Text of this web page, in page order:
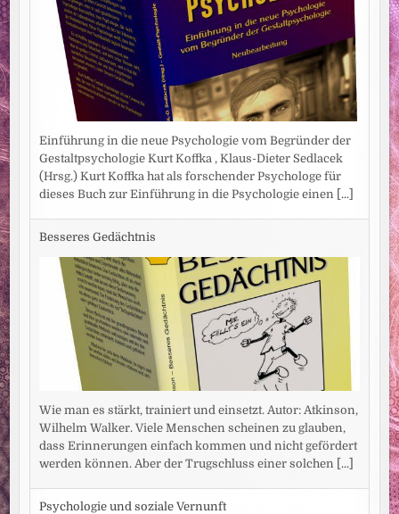
Einführung in die neue Psychologie vom Begründer der
Gestaltpsychologie Kurt Koffka , Klaus-Dieter Sedlacek
(Hrsg.) Kurt Koffka hat als forschender Psychologe für
dieses Buch zur Einführung in die Psychologie einen [...]
Besseres Gedächtnis
Wie man es stärkt, trainiert und einsetzt. Autor: Atkinson,
Wilhelm Walker. Viele Menschen scheinen zu glauben,
dass Erinnerungen einfach kommen und nicht gefördert
werden können. Aber der Trugschluss einer solchen [...]
Psychologie und soziale Vernunft